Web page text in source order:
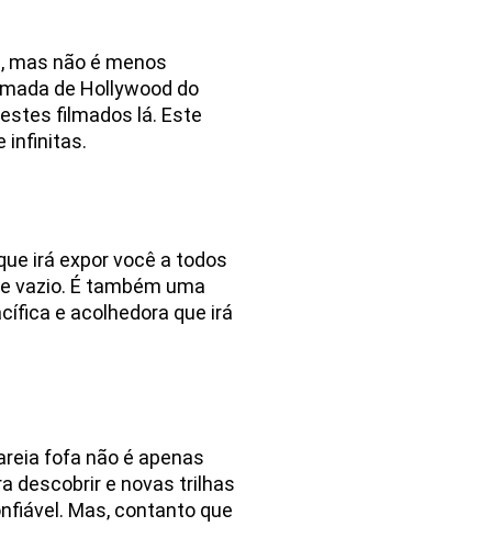
mas não é menos
de Hollywood do
filmados lá. Este
infinitas.
irá expor você a todos
vazio. É também uma
e acolhedora que irá
fofa não é apenas
descobrir e novas trilhas
Mas, contanto que